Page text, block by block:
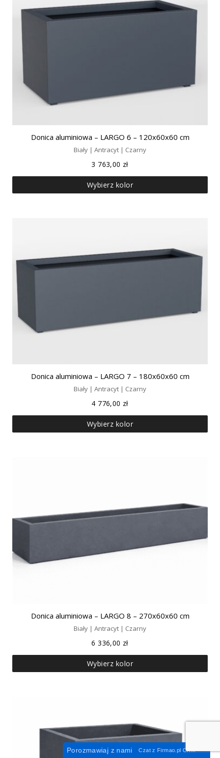
Donica aluminiowa – LARGO 6 – 120x60x60 cm
Biały | Antracyt | Czarny
3 763,00 zł
Wybierz kolor
Donica aluminiowa – LARGO 7 – 180x60x60 cm
Biały | Antracyt | Czarny
4 776,00 zł
Wybierz kolor
Donica aluminiowa – LARGO 8 – 270x60x60 cm
Biały | Antracyt | Czarny
6 336,00 zł
Wybierz kolor
Porozmawiaj z nami Czat z Firmao.pl CRM